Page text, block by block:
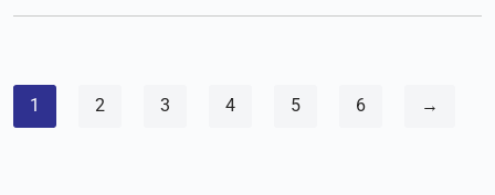
1 2 3 4 5 6 →